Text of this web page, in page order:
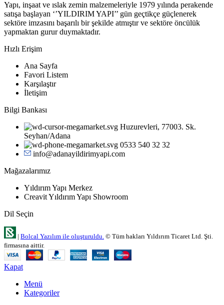
Yapı, inşaat ve ıslak zemin malzemeleriyle 1979 yılında perakende
satışa başlayan ‘’YILDIRIM YAPI’’ gün geçtikçe güçlenerek
sektöre imzasını başarılı bir şekilde atmıştır ve sektöre öncülük
yapmaktan gurur duymaktadır.
Hızlı Erişim
Ana Sayfa
Favori Listem
Karşılaştır
İletişim
Bilgi Bankası
Huzurevleri, 77003. Sk.
Seyhan/Adana
0533 540 32 32
info@adanayildirimyapi.com
Mağazalarımız
Yıldırım Yapı Merkez
Creavit Yıldırım Yapı Showroom
Dil Seçin
| Bolcal Yazılım ile oluşturuldu. © Tüm hakları Yıldırım Ticaret Ltd. Şti.
firmasına aittir.
Kapat
Menü
Kategoriler